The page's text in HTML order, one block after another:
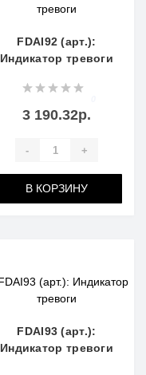
FDAI92 (арт.):
Индикатор тревоги
3 190.32р.
- +
В КОРЗИНУ
FDAI93 (арт.):
Индикатор тревоги